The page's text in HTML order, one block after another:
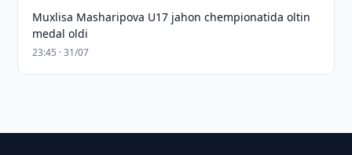
Muxlisa Masharipova U17 jahon chempionatida oltin
medal oldi
23:45 · 31/07